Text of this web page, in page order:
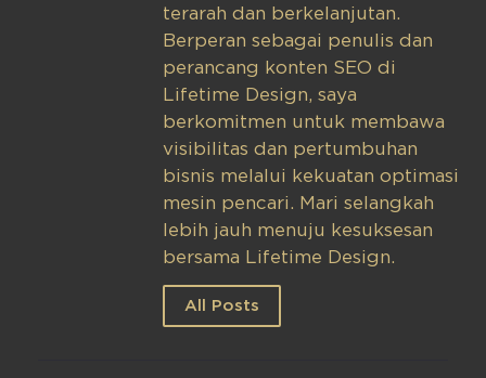
terarah dan berkelanjutan.
Berperan sebagai penulis dan
perancang konten SEO di
Lifetime Design, saya
berkomitmen untuk membawa
visibilitas dan pertumbuhan
bisnis melalui kekuatan optimasi
mesin pencari. Mari selangkah
lebih jauh menuju kesuksesan
bersama Lifetime Design.
All Posts